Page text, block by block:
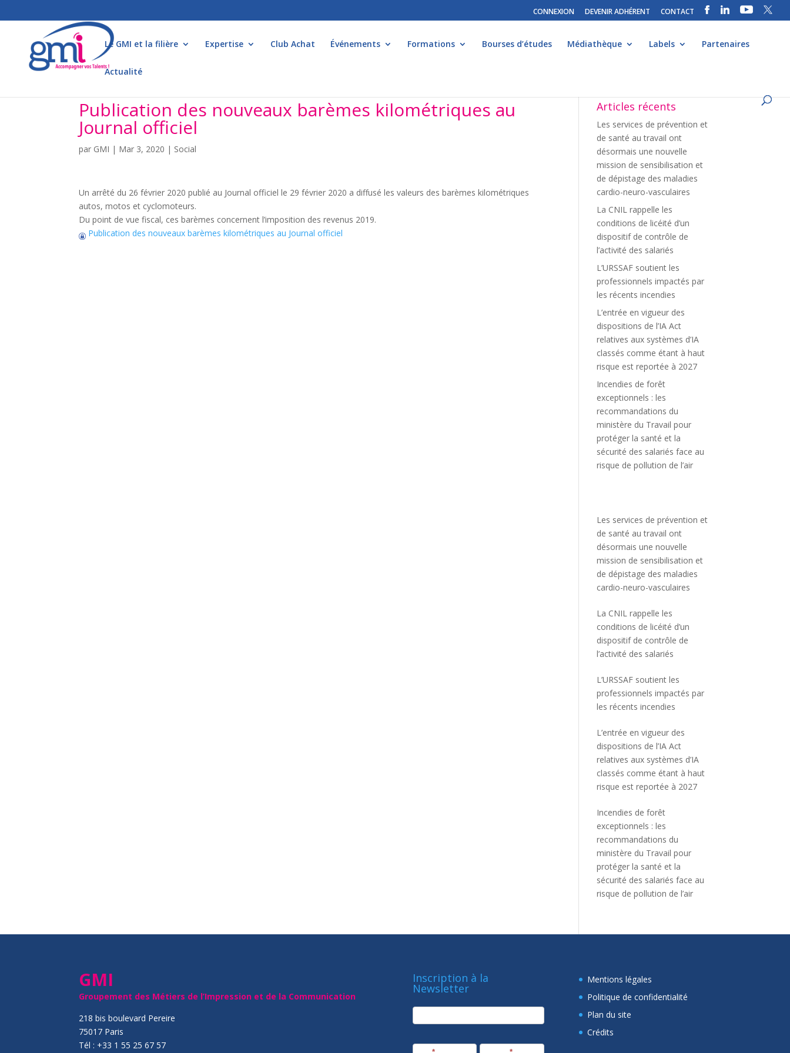
CONNEXION DEVENIR ADHÉRENT CONTACT
Le GMI et la filière Expertise Club Achat Événements Formations Bourses d’études Médiathèque Labels Partenaires
Actualité
Publication des nouveaux barèmes kilométriques au
Journal officiel
par GMI | Mar 3, 2020 | Social
Un arrêté du 26 février 2020 publié au Journal officiel le 29 février 2020 a diffusé les valeurs des barèmes kilométriques
autos, motos et cyclomoteurs.
Du point de vue fiscal, ces barèmes concernent l’imposition des revenus 2019.
Publication des nouveaux barèmes kilométriques au Journal officiel
Articles récents
Les services de prévention et
de santé au travail ont
désormais une nouvelle
mission de sensibilisation et
de dépistage des maladies
cardio-neuro-vasculaires
La CNIL rappelle les
conditions de licéité d’un
dispositif de contrôle de
l’activité des salariés
L’URSSAF soutient les
professionnels impactés par
les récents incendies
L’entrée en vigueur des
dispositions de l’IA Act
relatives aux systèmes d’IA
classés comme étant à haut
risque est reportée à 2027
Incendies de forêt
exceptionnels : les
recommandations du
ministère du Travail pour
protéger la santé et la
sécurité des salariés face au
risque de pollution de l’air
Les services de prévention et
de santé au travail ont
désormais une nouvelle
mission de sensibilisation et
de dépistage des maladies
cardio-neuro-vasculaires
La CNIL rappelle les
conditions de licéité d’un
dispositif de contrôle de
l’activité des salariés
L’URSSAF soutient les
professionnels impactés par
les récents incendies
L’entrée en vigueur des
dispositions de l’IA Act
relatives aux systèmes d’IA
classés comme étant à haut
risque est reportée à 2027
Incendies de forêt
exceptionnels : les
recommandations du
ministère du Travail pour
protéger la santé et la
sécurité des salariés face au
risque de pollution de l’air
GMI
Groupement des Métiers de l’Impression et de la Communication
218 bis boulevard Pereire
75017 Paris
Tél : +33 1 55 25 67 57
Inscription à la
Newsletter
newsletter
Mentions légales
Politique de confidentialité
Plan du site
Crédits